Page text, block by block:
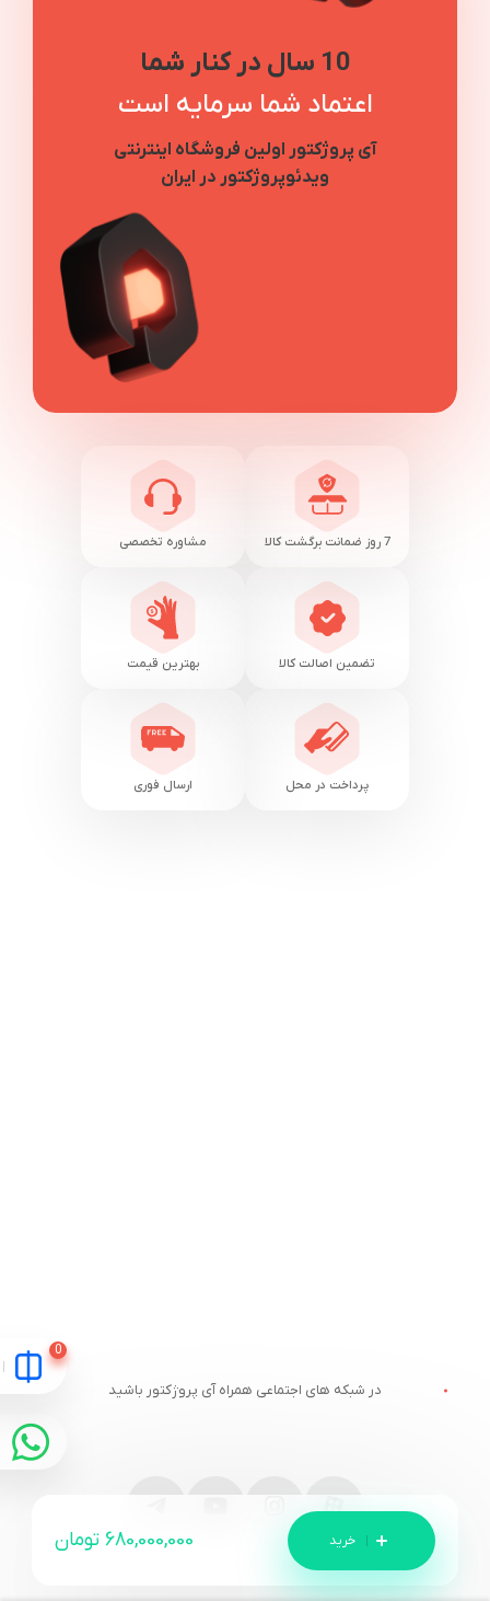
10 سال در کنار شما
اعتماد شما سرمایه است
آی پروژکتور اولین فروشگاه اینترنتی
ویدئوپروژکتور در ایران
7 روز ضمانت برگشت کالا مشاوره تخصصی
تضمین اصالت کالا بهترین قیمت
پرداخت در محل ارسال فوری
680,000,000 تومان
در شبکه های اجتماعی همراه آی پروژکتور باشید